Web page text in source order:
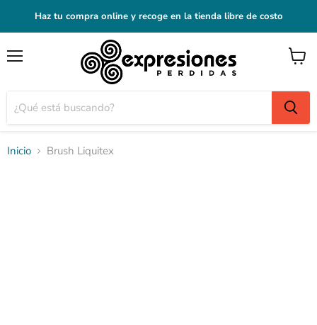
Haz tu compra online y recoge en la tienda libre de costo
Ver
Inicio Brush Liquitex